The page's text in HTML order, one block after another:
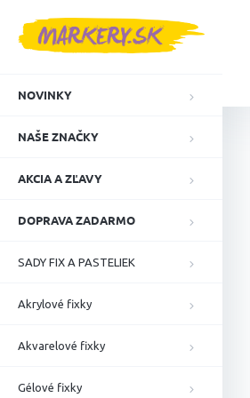
NOVINKY
NAŠE ZNAČKY
AKCIA A ZĽAVY
DOPRAVA ZADARMO
SADY FIX A PASTELIEK
Akrylové fixky
Akvarelové fixky
Gélové fixky